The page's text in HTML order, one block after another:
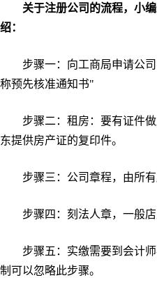
关于注册公司的流程，小编
绍：
步骤一：向工商局申请公司
称预先核准通知书"
步骤二：租房：要有证件做
东提供房产证的复印件。
步骤三：公司章程，由所有
步骤四：刻法人章，一般店
步骤五：实缴需要到会计师
制可以忽略此步骤。